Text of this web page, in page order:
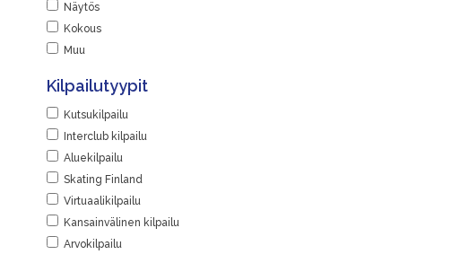
Näytös
Kokous
Muu
Kilpailutyypit
Kutsukilpailu
Interclub kilpailu
Aluekilpailu
Skating Finland
Virtuaalikilpailu
Kansainvälinen kilpailu
Arvokilpailu